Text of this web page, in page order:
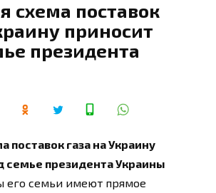
схема поставок
приносит
президента
поставок газа на Украину
семье президента Украины
его семьи имеют прямое